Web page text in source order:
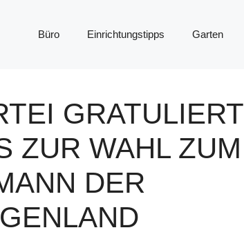
Büro Einrichtungstipps Garten
GRATULIERT
ZUR WAHL ZUM
DER